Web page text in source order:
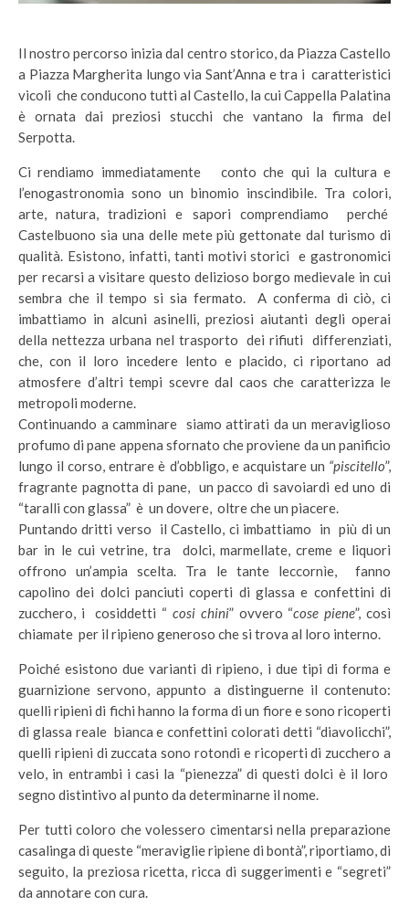
Il nostro percorso inizia dal centro storico, da Piazza Castello
a Piazza Margherita lungo via Sant’Anna e tra i caratteristici
vicoli che conducono tutti al Castello, la cui Cappella Palatina
è ornata dai preziosi stucchi che vantano la firma del
Serpotta.
Ci rendiamo immediatamente conto che qui la cultura e
l’enogastronomia sono un binomio inscindibile. Tra colori,
arte, natura, tradizioni e sapori comprendiamo perché
Castelbuono sia una delle mete più gettonate dal turismo di
qualità. Esistono, infatti, tanti motivi storici e gastronomici
per recarsi a visitare questo delizioso borgo medievale in cui
sembra che il tempo si sia fermato. A conferma di ciò, ci
imbattiamo in alcuni asinelli, preziosi aiutanti degli operai
della nettezza urbana nel trasporto dei rifiuti differenziati,
che, con il loro incedere lento e placido, ci riportano ad
atmosfere d’altri tempi scevre dal caos che caratterizza le
metropoli moderne.
Continuando a camminare siamo attirati da un meraviglioso
profumo di pane appena sfornato che proviene da un panificio
lungo il corso, entrare è d’obbligo, e acquistare un “piscitello”,
fragrante pagnotta di pane, un pacco di savoiardi ed uno di
“taralli con glassa” è un dovere, oltre che un piacere.
Puntando dritti verso il Castello, ci imbattiamo in più di un
bar in le cui vetrine, tra dolci, marmellate, creme e liquori
offrono un’ampia scelta. Tra le tante leccornìe, fanno
capolino dei dolci panciuti coperti di glassa e confettini di
zucchero, i cosiddetti “ cosi chini” ovvero “cose piene”, così
chiamate per il ripieno generoso che si trova al loro interno.
Poiché esistono due varianti di ripieno, i due tipi di forma e
guarnizione servono, appunto a distinguerne il contenuto:
quelli ripieni di fichi hanno la forma di un fiore e sono ricoperti
di glassa reale bianca e confettini colorati detti “diavolicchi”,
quelli ripieni di zuccata sono rotondi e ricoperti di zucchero a
velo, in entrambi i casi la “pienezza” di questi dolci è il loro
segno distintivo al punto da determinarne il nome.
Per tutti coloro che volessero cimentarsi nella preparazione
casalinga di queste “meraviglie ripiene di bontà”, riportiamo, di
seguito, la preziosa ricetta, ricca di suggerimenti e “segreti”
da annotare con cura.